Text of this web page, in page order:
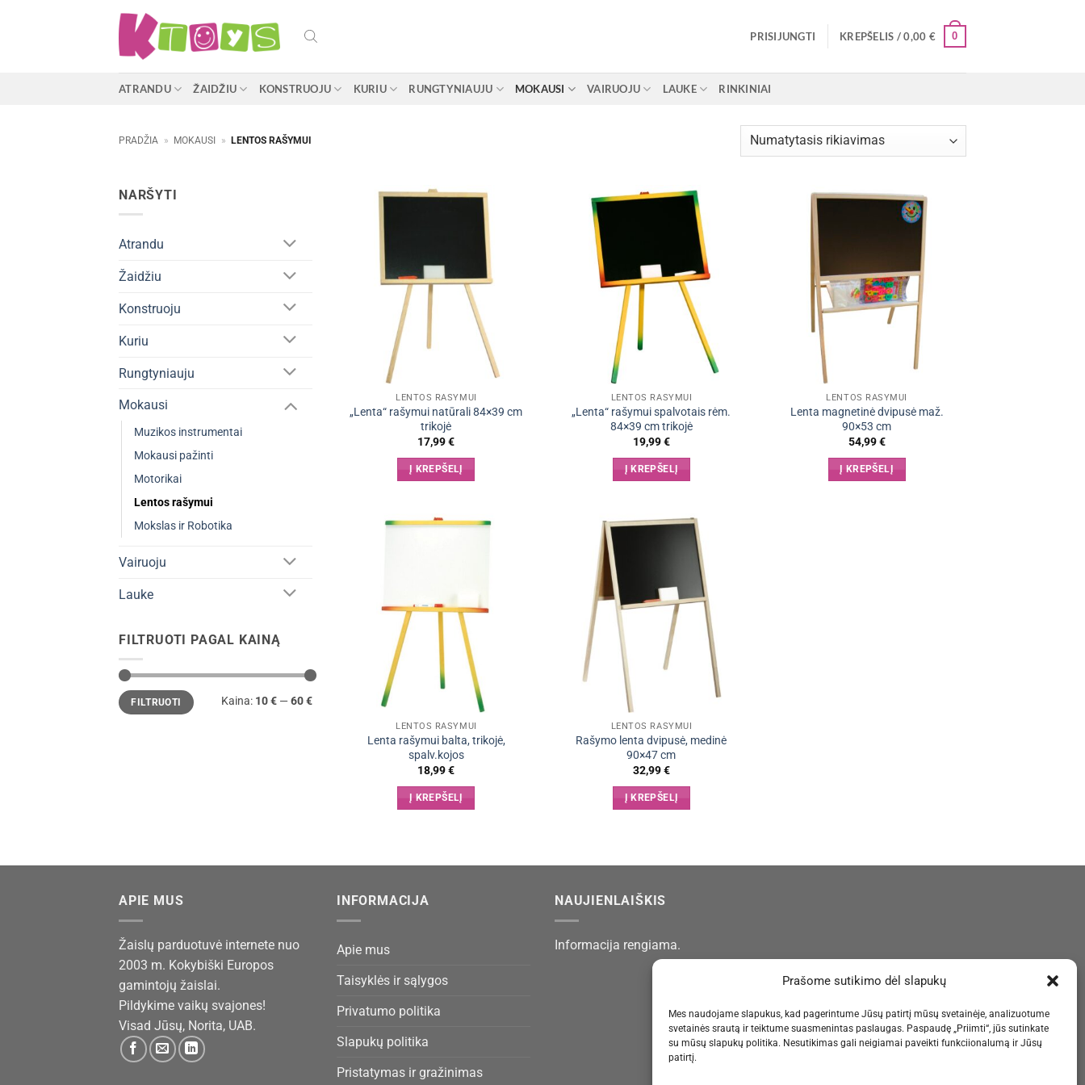
Prašome sutikimo dėl slapukų
Mes naudojame slapukus, kad pagerintume Jūsų patirtį mūsų svetainėje, analizuotume
svetainės srautą ir teiktume suasmenintas paslaugas. Paspaudę „Priimti“, jūs sutinkate
su mūsų slapukų politika. Nesutikimas gali neigiamai paveikti funkciionalumą ir Jūsų
patirtį.
PRISIJUNGTI KREPŠELIS /0,00 € 0
ATRANDU ŽAIDŽIU KONSTRUOJU KURIU RUNGTYNIAUJU MOKAUSI VAIRUOJU LAUKE RINKINIAI
PRADŽIA » MOKAUSI » LENTOS RAŠYMUI
NARŠYTI
Atrandu
Žaidžiu
Konstruoju
Kuriu
Rungtyniauju
Mokausi
Muzikos instrumentai
Mokausi pažinti
Motorikai
Lentos rašymui
Mokslas ir Robotika
Vairuoju
Lauke
FILTRUOTI PAGAL KAINĄ
Min
kaina
Maks
kainaFILTRUOTI Kaina: 10 € — 60 €
LENTOS RAŠYMUI
„Lenta“ rašymui natūrali 84×39 cm
trikojė
17,99€
Į KREPŠELĮ
LENTOS RAŠYMUI
„Lenta“ rašymui spalvotais rėm.
84×39 cm trikojė
19,99€
Į KREPŠELĮ
LENTOS RAŠYMUI
Lenta magnetinė dvipusė maž.
90×53 cm
54,99€
Į KREPŠELĮ
LENTOS RAŠYMUI
Lenta rašymui balta, trikojė,
spalv.kojos
18,99€
Į KREPŠELĮ
LENTOS RAŠYMUI
Rašymo lenta dvipusė, medinė
90×47 cm
32,99€
Į KREPŠELĮ
APIE MUS
Žaislų parduotuvė internete nuo
2003 m. Kokybiški Europos
gamintojų žaislai.
Pildykime vaikų svajones!
Visad Jūsų, Norita, UAB.
INFORMACIJA
Apie mus
Taisyklės ir sąlygos
Privatumo politika
Slapukų politika
Pristatymas ir gražinimas
NAUJIENLAIŠKIS
Informacija rengiama.